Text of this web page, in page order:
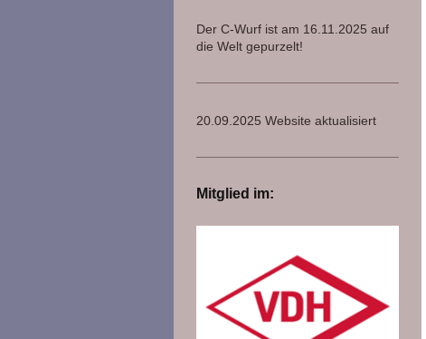
Der C-Wurf ist am 16.11.2025 auf
die Welt gepurzelt!
20.09.2025 Website aktualisiert
Mitglied im: